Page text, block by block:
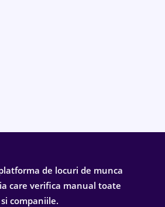
de locuri de munca
care verifica manual toate
companiile.